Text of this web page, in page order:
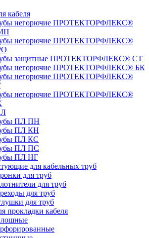
кабеля
негорючие ПРОТЕКТОРФЛЕКС®
негорючие ПРОТЕКТОРФЛЕКС®
защитные ПРОТЕКТОРФЛЕКС® СТ
негорючие ПРОТЕКТОРФЛЕКС® БК
негорючие ПРОТЕКТОРФЛЕКС®
негорючие ПРОТЕКТОРФЛЕКС®
ПЛ ПН
ПЛ КН
ПЛ КС
ПЛ ПС
ПЛ НГ
для кабельных труб
для труб
для труб
для труб
для труб
прокладки кабеля